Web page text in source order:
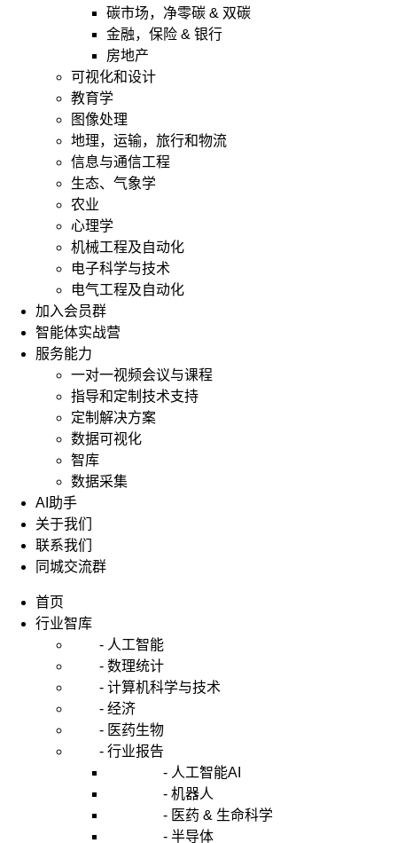
碳市场，净零碳 & 双碳
金融，保险 & 银行
房地产
可视化和设计
教育学
图像处理
地理，运输，旅行和物流
信息与通信工程
生态、气象学
农业
心理学
机械工程及自动化
电子科学与技术
电气工程及自动化
加入会员群
智能体实战营
服务能力
一对一视频会议与课程
指导和定制技术支持
定制解决方案
数据可视化
智库
数据采集
AI助手
关于我们
联系我们
同城交流群
首页
行业智库
- 人工智能
- 数理统计
- 计算机科学与技术
- 经济
- 医药生物
- 行业报告
- 人工智能AI
- 机器人
- 医药 & 生命科学
- 半导体